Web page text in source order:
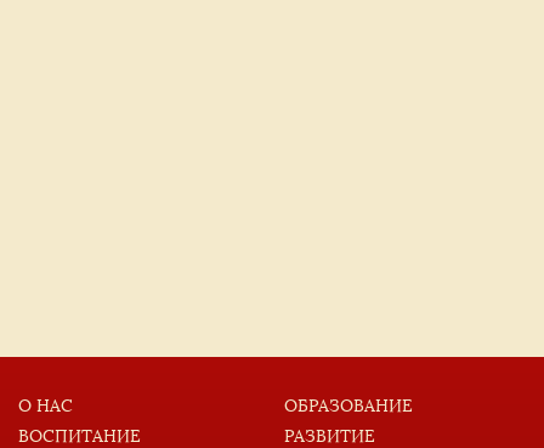
О НАС
ОБРАЗОВАНИЕ
ВОСПИТАНИЕ
РАЗВИТИЕ